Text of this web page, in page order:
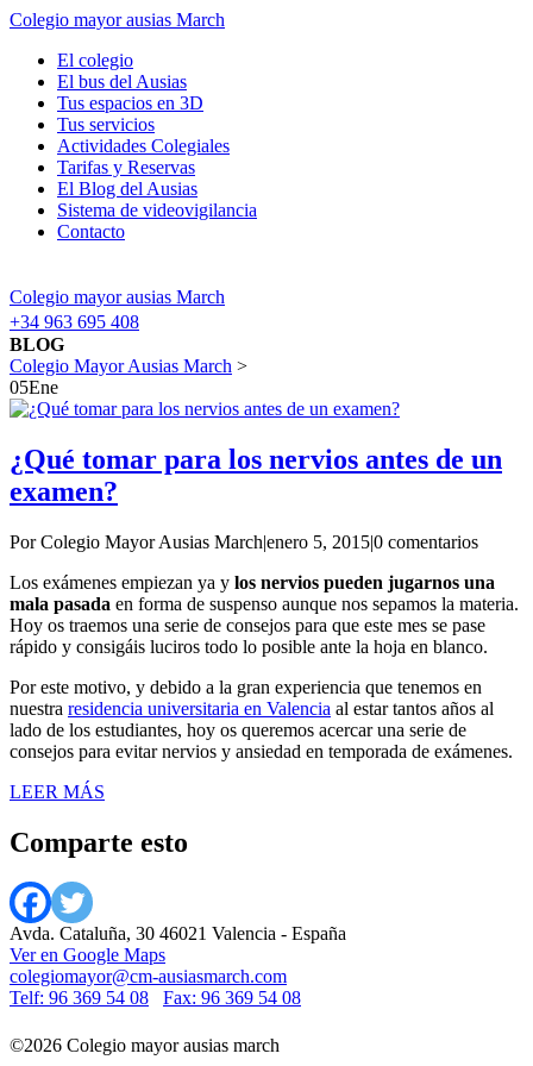
Colegio mayor ausias March
El colegio
El bus del Ausias
Tus espacios en 3D
Tus servicios
Actividades Colegiales
Tarifas y Reservas
El Blog del Ausias
Sistema de videovigilancia
Contacto
Colegio mayor ausias March
+34 963 695 408
BLOG
Colegio Mayor Ausias March >
05Ene
¿Qué tomar para los nervios antes de un
examen?
Por Colegio Mayor Ausias March|enero 5, 2015|0 comentarios
Los exámenes empiezan ya y los nervios pueden jugarnos una
mala pasada en forma de suspenso aunque nos sepamos la materia.
Hoy os traemos una serie de consejos para que este mes se pase
rápido y consigáis luciros todo lo posible ante la hoja en blanco.
Por este motivo, y debido a la gran experiencia que tenemos en
nuestra residencia universitaria en Valencia al estar tantos años al
lado de los estudiantes, hoy os queremos acercar una serie de
consejos para evitar nervios y ansiedad en temporada de exámenes.
LEER MÁS
Comparte esto
Avda. Cataluña, 30 46021 Valencia - España
Ver en Google Maps
colegiomayor@cm-ausiasmarch.com
Telf: 96 369 54 08
Fax: 96 369 54 08
©2026 Colegio mayor ausias march